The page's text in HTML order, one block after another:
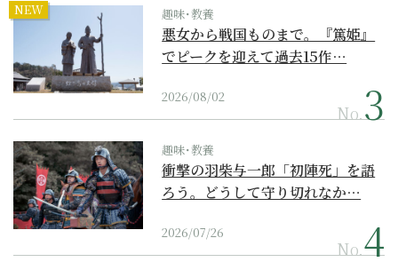
NEW 趣味･教養
悪女から戦国ものまで。『篤姫』
でピークを迎えて過去15作…
2026/08/02
No.
趣味･教養
衝撃の羽柴与一郎「初陣死」を語
ろう。どうして守り切れなか…
2026/07/26
No.